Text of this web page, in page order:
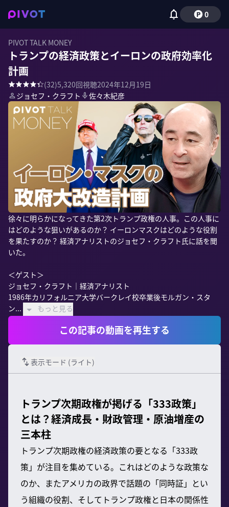
0
PIVOT TALK MONEY
トランプの経済政策とイーロンの政府効率化
計画
(32)5,320回視聴2024年12月19日
ジョセフ・クラフト
佐々木紀彦
徐々に明らかになってきた第2次トランプ政権の人事。この人事に
はどのような狙いがあるのか？ イーロンマスクはどのような役割
を果たすのか？ 経済アナリストのジョセフ・クラフト氏に話を聞
いた。
＜ゲスト＞
ジョセフ・クラフト｜経済アナリスト
1986年カリフォルニア大学バークレイ校卒業後モルガン・スタ
ン...
もっと見る
この記事の動画を再生する
表示モード (ライト)
トランプ次期政権が掲げる「333政策」
とは？経済成長・財政管理・原油増産の
三本柱
トランプ次期政権の経済政策の要となる「333政
策」が注目を集めている。これはどのような政策な
のか、またアメリカの政界で話題の「同時証」とい
う組織の役割、そしてトランプ政権と日本の関係性